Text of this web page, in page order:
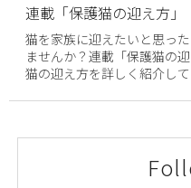
連載「保護猫の迎え方」
猫を家族に迎えたいと思っ
ませんか？連載「保護猫の
猫の迎え方を詳しく紹介して